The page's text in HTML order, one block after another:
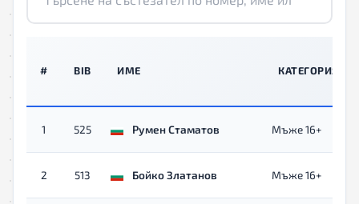
# BIB ИМЕ КАТЕГОРИЯ
1 525 Румен Стаматов Мъже 16+
2 513 Бойко Златанов Мъже 16+